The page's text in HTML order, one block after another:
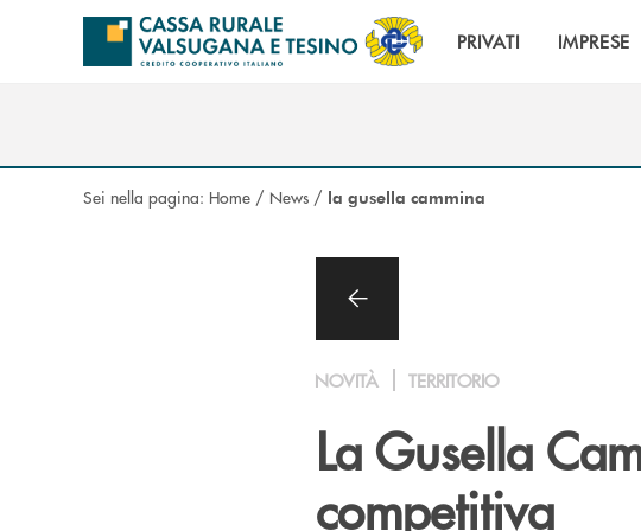
Salta al contenuto principale
PRIVATI IMPRESE
Sei nella pagina: Home / News / la gusella cammina
NOVITÀ TERRITORIO
La Gusella
competitiva